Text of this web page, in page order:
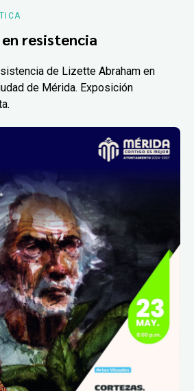
resistencia
de Lizette Abraham en
de Mérida. Exposición